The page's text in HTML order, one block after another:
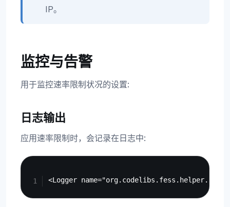
IP。
监控与告警
用于监控速率限制状况的设置:
日志输出
应用速率限制时，会记录在日志中: